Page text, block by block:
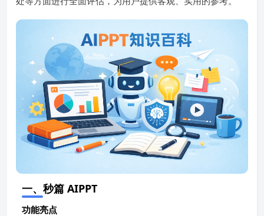
一、秒篇 AIPPT
功能亮点